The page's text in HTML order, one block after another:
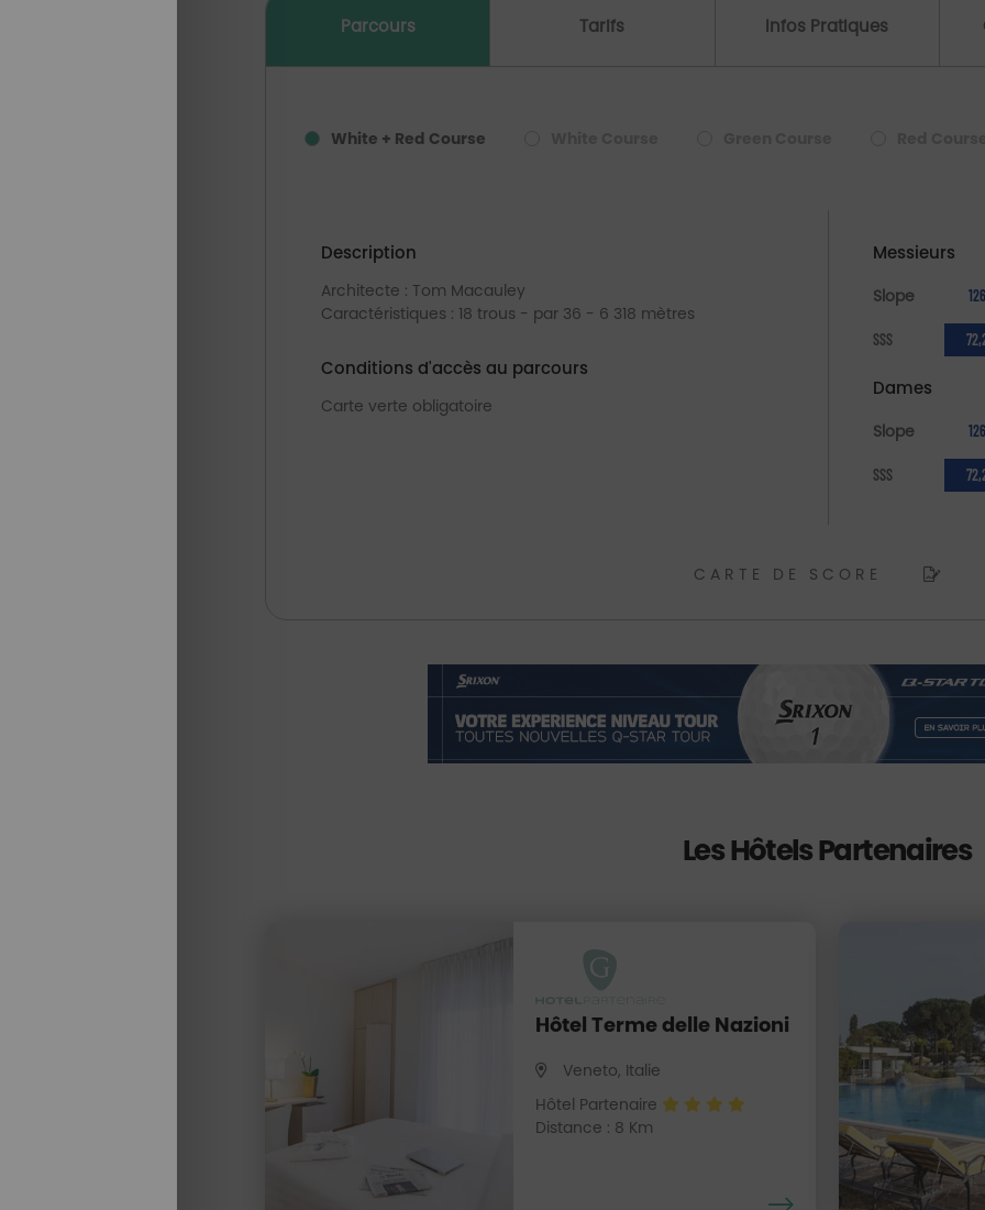
Parcours Tarifs Infos Pratiques
White + Red Course
Description
Architecte : Tom Macauley
Caractéristiques : 18 trous - par 36 - 6 318 mètres
Conditions d'accès au parcours
Carte verte obligatoire
Messieurs
Slope 126
SSS
Dames
Slope 126
SSS
CARTE DE SCORE
Les Hôtels Partenaires
Hôtel Terme delle Nazioni
Veneto, Italie
Hôtel Partenaire
Distance : 8 Km